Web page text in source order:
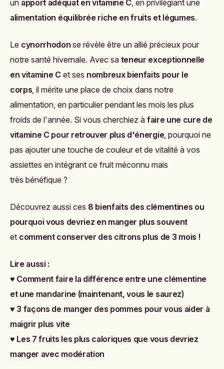
un apport adéquat en vitamine C , en privilégiant une
alimentation équilibrée riche en fruits et légumes.
Le cynorrhodon se révèle être un allié précieux pour
notre santé hivernale. Avec sa teneur exceptionnelle
en vitamine Cet ses nombreux bienfaits pour le
corps , il mérite une place de choix dans notre
alimentation, en particulier pendant les mois les plus
froids de l'année. Si vous cherchiez à faire une cure de
vitamine C pour retrouver plus d'énergie , pourquoi ne
pas ajouter une touche de couleur et de vitalité à vos
assiettes en intégrant ce fruit méconnu mais
très bénéfique ?
Découvrez aussi ces 8 bienfaits des clémentines ou
pourquoi vous devriez en manger plus souvent
et comment conserver des citrons plus de 3 mois !
Lire aussi :
♥ Comment faire la différence entre une clémentine
et une mandarine (maintenant, vous le saurez)
♥ 3 façons de manger des pommes pour vous aider à
maigrir plus vite
♥ Les 7 fruits les plus caloriques que vous devriez
manger avec modération